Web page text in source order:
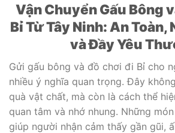
Vận Chuyển Gấu Bông
Bỉ Từ Tây Ninh: An Toàn,
và Đầy Yêu
Gửi gấu bông và đồ chơi đi Bỉ cho
nhiều ý nghĩa quan trọng. Đây
quà vật chất, mà còn là cách thể
quan tâm và nhớ nhung. Những
giúp người nhận cảm thấy gần gũi,